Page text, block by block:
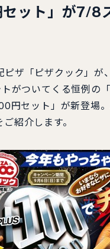
ット」が7/8
ピザ「ピザクック」が
がついてくる恒例の
円セット」が新登場
紹介します。